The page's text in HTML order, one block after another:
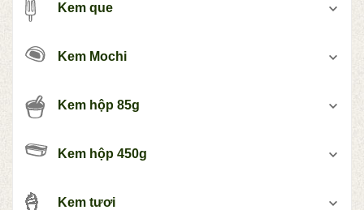
Kem que
Kem Mochi
Kem hộp 85g
Kem hộp 450g
Kem tươi